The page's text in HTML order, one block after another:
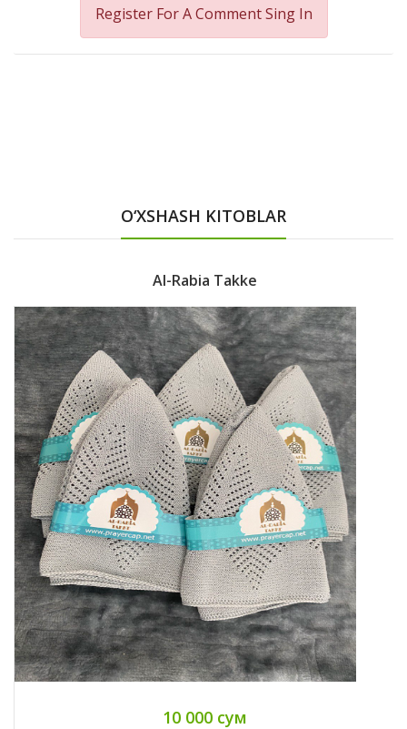
Register For A CommentSing In
O‘XSHASH KITOBLAR
Al-Rabia Takke
10 000 сум